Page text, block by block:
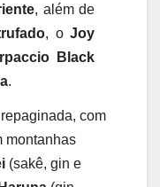
, além de
, oJoy
Black
.
com
montanhas
(sakê, gin e